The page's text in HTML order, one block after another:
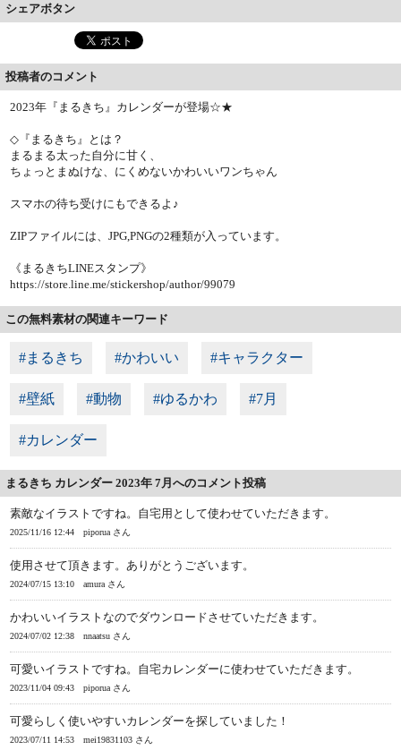
シェアボタン
投稿者のコメント
2023年『まるきち』カレンダーが登場☆★
◇『まるきち』とは？
まるまる太った自分に甘く、
ちょっとまぬけな、にくめないかわいいワンちゃん
スマホの待ち受けにもできるよ♪
ZIPファイルには、JPG,PNGの2種類が入っています。
《まるきちLINEスタンプ》
https://store.line.me/stickershop/author/99079
この無料素材の関連キーワード
#まるきち #かわいい #キャラクター
#壁紙 #動物 #ゆるかわ #7月
#カレンダー
まるきち カレンダー 2023年 7月へのコメント投稿
素敵なイラストですね。自宅用として使わせていただきます。
2025/11/16 12:44 piporua さん
使用させて頂きます。ありがとうございます。
2024/07/15 13:10 amura さん
かわいいイラストなのでダウンロードさせていただきます。
2024/07/02 12:38 nnaatsu さん
可愛いイラストですね。自宅カレンダーに使わせていただきます。
2023/11/04 09:43 piporua さん
可愛らしく使いやすいカレンダーを探していました！
2023/07/11 14:53 mei19831103 さん